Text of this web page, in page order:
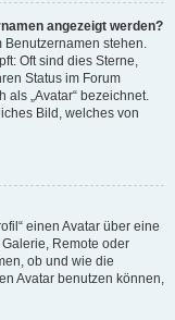
angezeigt werden?
Benutzernamen stehen.
Oft sind dies Sterne,
Status im Forum
„Avatar“ bezeichnet.
Bild, welches von
einen Avatar über eine
Remote oder
ob und wie die
Avatar benutzen können,